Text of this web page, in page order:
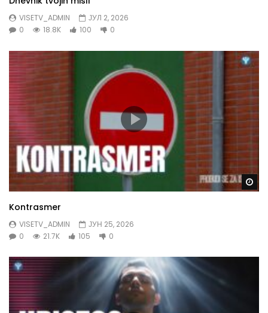
VISETV_ADMIN
ЈУЛ 2, 2026
0
18.8K 100 0
Kontrasmer
VISETV_ADMIN
ЈУН 25, 2026
0
21.7K 105 0